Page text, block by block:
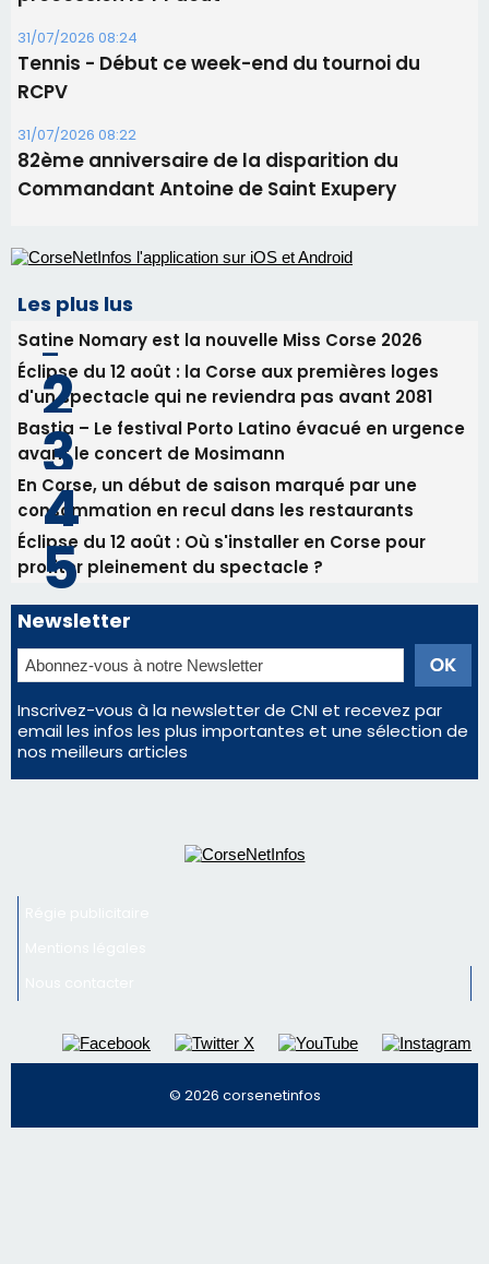
Les plus lus
Satine Nomary est la nouvelle Miss Corse 2026
Éclipse du 12 août : la Corse aux premières loges
d'un spectacle qui ne reviendra pas avant 2081
avant le concert de Mosimann
consommation en recul dans les restaurants
Éclipse du 12 août : Où s'installer en Corse pour
profiter pleinement du spectacle ?
Newsletter
Inscrivez-vous à la newsletter de CNI et recevez par
email les infos les plus importantes et une sélection de
nos meilleurs articles
Régie publicitaire
Mentions légales
Nous contacter